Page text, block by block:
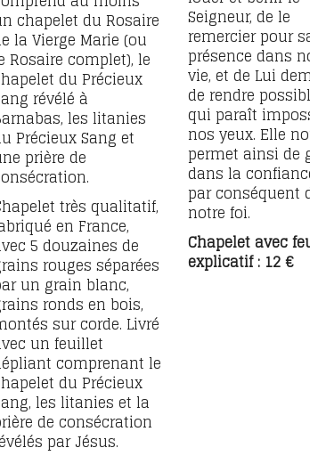
chapelet du Rosaire
la Vierge Marie (ou
Rosaire complet), le
du Précieux
révélé à
les litanies
Précieux Sang et
prière de
très qualitatif,
en France,
5 douzaines de
rouges séparées
un grain blanc,
ronds en bois,
sur corde. Livré
un feuillet
comprenant le
du Précieux
les litanies et la
de consécration
par Jésus.
Seigneur, de le
remercier pour
présence dans
vie, et de Lui
de rendre
qui paraît
nos yeux. Elle
permet ainsi de
dans la
par conséquent
notre foi.
Chapelet avec
explicatif : 12 €